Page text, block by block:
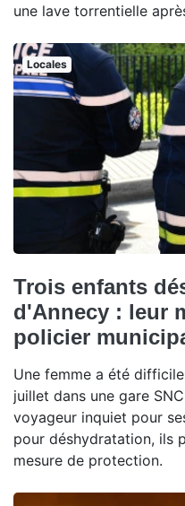
une lave torrentielle
Locales
Trois enfants
d'Annecy : leur
policier
Une femme a été
juillet dans une gare
voyageur inquiet pour
pour déshydratation, ils
mesure de protection.